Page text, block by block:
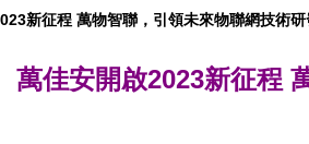
新征程 萬物智聯，引領未來物聯網技術研
萬佳安開啟2023新征程